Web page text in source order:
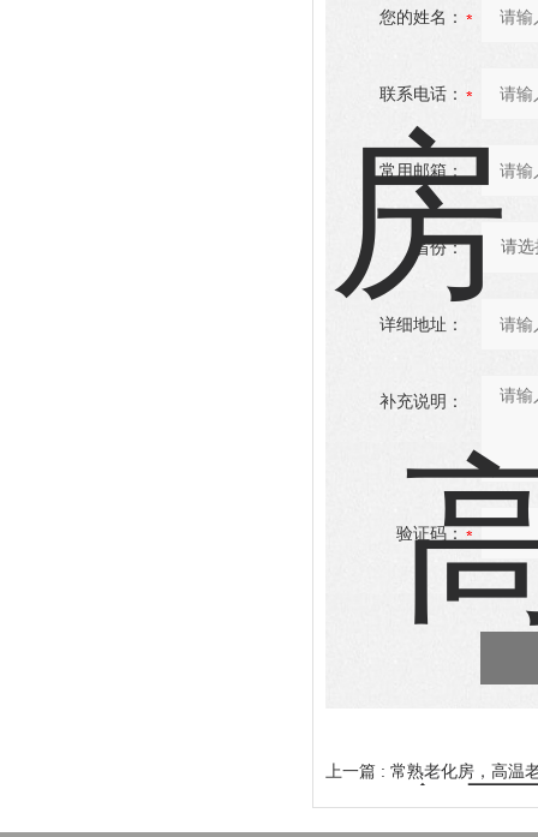
您的姓名：
联系电话：
常用邮箱：
省份：
详细地址：
补充说明：
验证码：
上一篇 : 常熟老化房，高温